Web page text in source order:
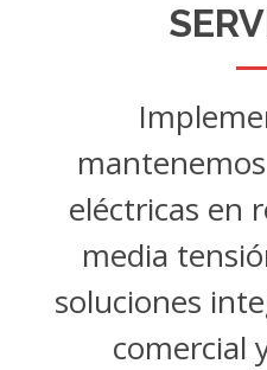
eléctricas en
media
soluciones
comercial